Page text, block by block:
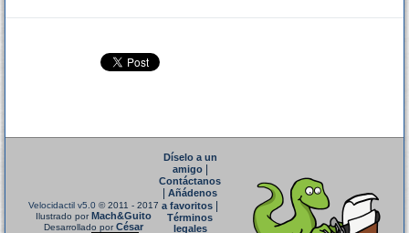
Velocidactil v5.0 © 2011 - 2017
Ilustrado porMach&Guito
Desarrollado porCésar
Díselo a un
amigo|
Contáctanos
Añádenos
a favoritos
Términos
legales